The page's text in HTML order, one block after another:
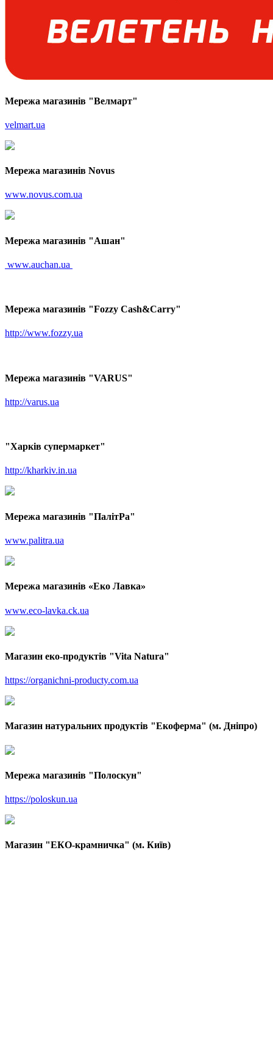
Мережа магазинів "Велмарт"
velmart.ua
Мережа магазинів Novus
www.novus.com.ua
Мережа магазинів "Ашан"
www.auchan.ua
Мережа магазинів "Fozzy Cash&Carry"
http://www.fozzy.ua
Мережа магазинів "VARUS"
http://varus.ua
"Харків супермаркет"
http://kharkiv.in.ua
Мережа магазинів "ПалітРа"
www.palitra.ua
Мережа магазинів «Еко Лавка»
www.eco-lavka.ck.ua
Магазин еко-продуктів "Vita Natura"
https://organichni-producty.com.ua
Магазин натуральних продуктів "Екоферма" (м. Дніпро)
Мережа магазинів "Полоскун"
https://poloskun.ua
Магазин "ЕКО-крамничка" (м. Київ)